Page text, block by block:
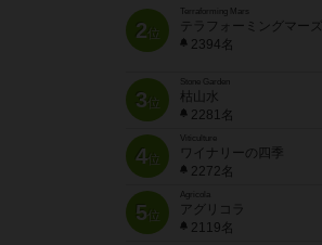
2位
Terraforming Mars
テラフォーミングマーズ
2394名
3位
Stone Garden
枯山水
2281名
4位
Viticulture
ワイナリーの四季
2272名
5位
Agricola
アグリコラ
2119名